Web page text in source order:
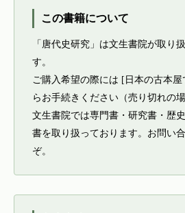
この書籍について
「唐代史研究」は文生書院が取り
す。
ご購入希望の際には [日本の古本
らお手続きください（売り切れの
文生書院では専門書・研究書・歴
書を取り扱っております。お問い
ぞ。